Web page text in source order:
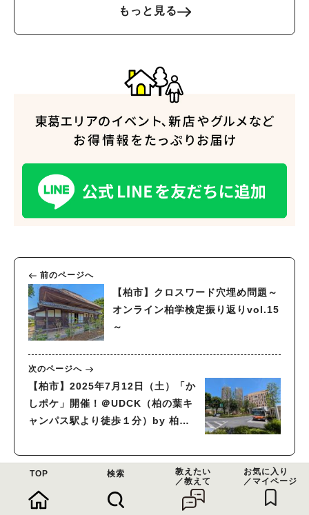
もっと見る
前のページへ
【柏市】クロスワード穴埋め問題～
オンライン柏学検定振り返りvol.15
～
次のページへ
【柏市】2025年7月12日（土）「か
しポケ」開催！＠UDCK（柏の葉キ
ャンパス駅より徒歩１分）by 柏の
週間人気記事ランキング
TOP 検索
教えたい
／教えて
お気に入り
／マイページ